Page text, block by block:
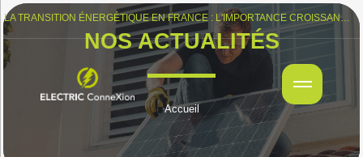
LA TRANSITION ÉNERGÉTIQUE EN FRANCE : L'IMPORTANCE CROISSANTE DU SOLAIRE PHOTOVOLTAÏQUE
NOS ACTUALITÉS
Accueil